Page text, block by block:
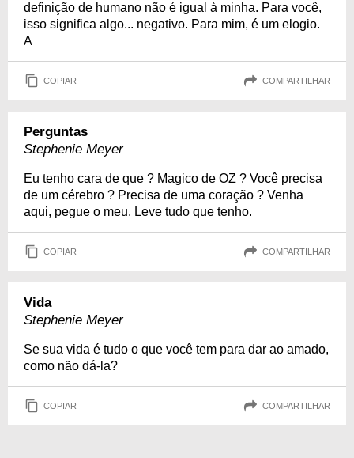
definição de humano não é igual à minha. Para você,
isso significa algo... negativo. Para mim, é um elogio.
A
COPIAR COMPARTILHAR
Perguntas
Stephenie Meyer
Eu tenho cara de que ? Magico de OZ ? Você precisa
de um cérebro ? Precisa de uma coração ? Venha
aqui, pegue o meu. Leve tudo que tenho.
COPIAR COMPARTILHAR
Vida
Stephenie Meyer
Se sua vida é tudo o que você tem para dar ao amado,
como não dá-la?
COPIAR COMPARTILHAR